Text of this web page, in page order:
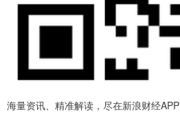
海量资讯、精准解读，尽在新浪财经APP